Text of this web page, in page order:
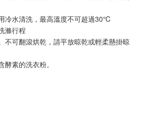
冷水清洗，最高溫度不可超過30℃
滌行程
不可翻滾烘乾，請平放晾乾或輕柔懸掛晾
素的洗衣粉。